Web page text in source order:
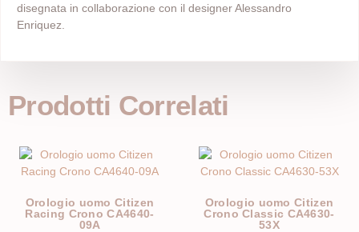
disegnata in collaborazione con il designer Alessandro
Enriquez.
Prodotti Correlati
Orologio uomo Citizen
Racing Crono CA4640-
09A
Orologio uomo Citizen
Crono Classic CA4630-
53X